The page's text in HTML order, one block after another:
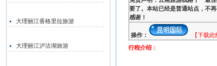
大理丽江香格里拉旅游
大理丽江泸沽湖旅游
要了。本站已经是普通站点，不
感谢！
操作：
【下载
行程介绍：